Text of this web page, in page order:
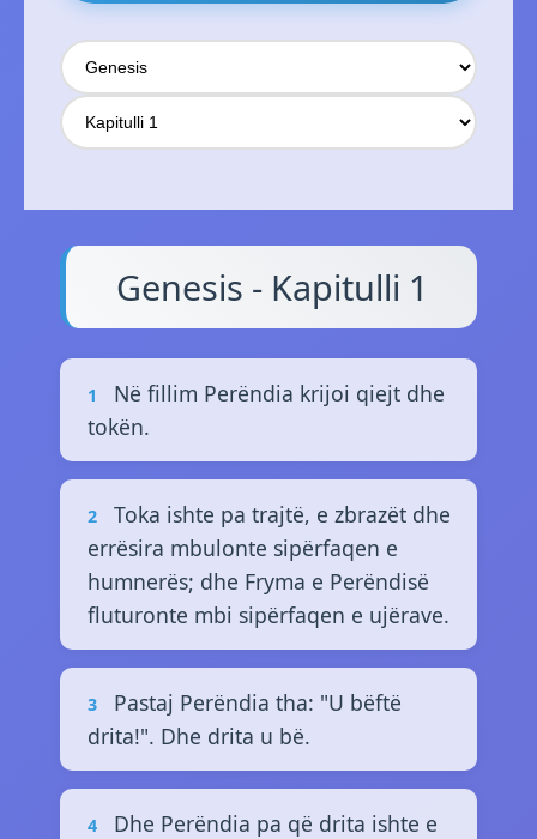
Genesis - Kapitulli 1
1
Në fillim Perëndia krijoi qiejt dhe
tokën.
2
Toka ishte pa trajtë, e zbrazët dhe
errësira mbulonte sipërfaqen e
humnerës; dhe Fryma e Perëndisë
fluturonte mbi sipërfaqen e ujërave.
3
Pastaj Perëndia tha: "U bëftë
drita!". Dhe drita u bë.
4
Dhe Perëndia pa që drita ishte e